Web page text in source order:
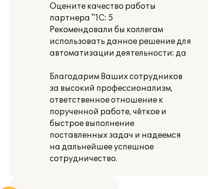
Оцените качество работы
партнера "1С: 5
Рекомендовали бы коллегам
использовать данное решение для
автоматизации деятельности: да
Благодарим Ваших сотрудников
за высокий профессионализм,
ответственное отношение к
порученной работе, чёткое и
быстрое выполнение
поставленных задач и надеемся
на дальнейшее успешное
сотрудничество.